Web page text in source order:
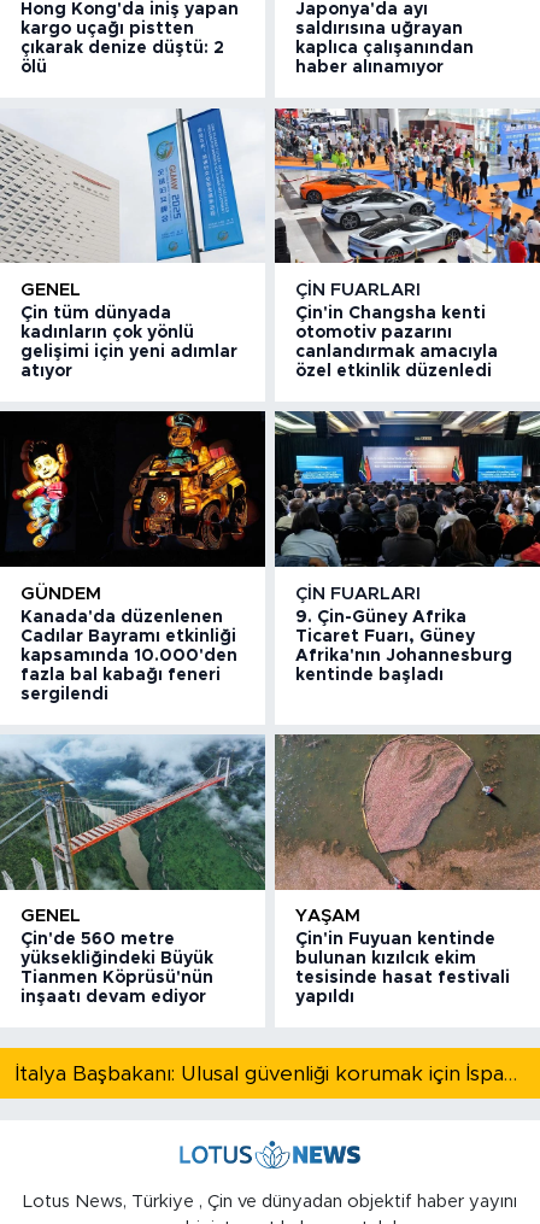
Hong Kong'da iniş yapan
kargo uçağı pistten
çıkarak denize düştü: 2
ölü
Japonya'da ayı
saldırısına uğrayan
kaplıca çalışanından
haber alınamıyor
GENEL
Çin tüm dünyada
kadınların çok yönlü
gelişimi için yeni adımlar
atıyor
ÇIN FUARLARI
Çin'in Changsha kenti
otomotiv pazarını
canlandırmak amacıyla
özel etkinlik düzenledi
GÜNDEM
Kanada'da düzenlenen
Cadılar Bayramı etkinliği
kapsamında 10.000'den
fazla bal kabağı feneri
sergilendi
ÇIN FUARLARI
9. Çin-Güney Afrika
Ticaret Fuarı, Güney
Afrika'nın Johannesburg
kentinde başladı
GENEL
Çin'de 560 metre
yüksekliğindeki Büyük
Tianmen Köprüsü'nün
inşaatı devam ediyor
YAŞAM
Çin'in Fuyuan kentinde
bulunan kızılcık ekim
tesisinde hasat festivali
yapıldı
İtalya Başbakanı: Ulusal güvenliği korumak için İspanya ile Schengen kapsamındaki serbest dolaşımı askıya alıyoruz
Lotus News, Türkiye , Çin ve dünyadan objektif haber yayını